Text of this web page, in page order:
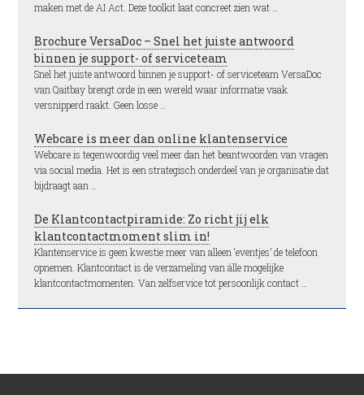
maken met de AI Act. Deze toolkit laat concreet zien wat …
Brochure VersaDoc – Snel het juiste antwoord
binnen je support- of serviceteam
Snel het juiste antwoord binnen je support- of serviceteam VersaDoc
van Qaitbay brengt orde in een wereld waar informatie vaak
versnipperd raakt. Geen losse …
Webcare is meer dan online klantenservice
Webcare is tegenwoordig veel meer dan het beantwoorden van vragen
via social media. Het is een strategisch onderdeel van je organisatie dat
bijdraagt aan …
De Klantcontactpiramide: Zo richt jij elk
klantcontactmoment slim in!
Klantenservice is geen kwestie meer van alleen ‘eventjes’ de telefoon
opnemen. Klantcontact is de verzameling van álle mogelijke
klantcontactmomenten. Van zelfservice tot persoonlijk contact …